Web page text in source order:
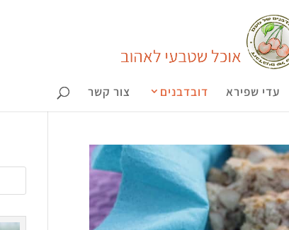
עדי שפירא דובדבנים צור קשר